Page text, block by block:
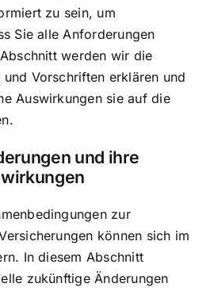
zu sein, um
Sie alle Anforderungen
werden wir die
und Vorschriften erklären und
Auswirkungen sie auf die
und ihre
zur
können sich im
In diesem Abschnitt
zukünftige Änderungen